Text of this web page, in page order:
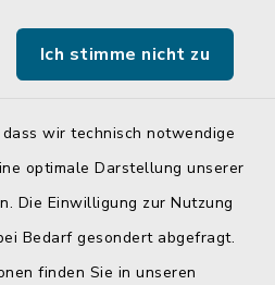
Ich stimme nicht zu
wir technisch notwendige
optimale Darstellung unserer
Die Einwilligung zur Nutzung
Bedarf gesondert abgefragt.
finden Sie in unseren
a. Inn